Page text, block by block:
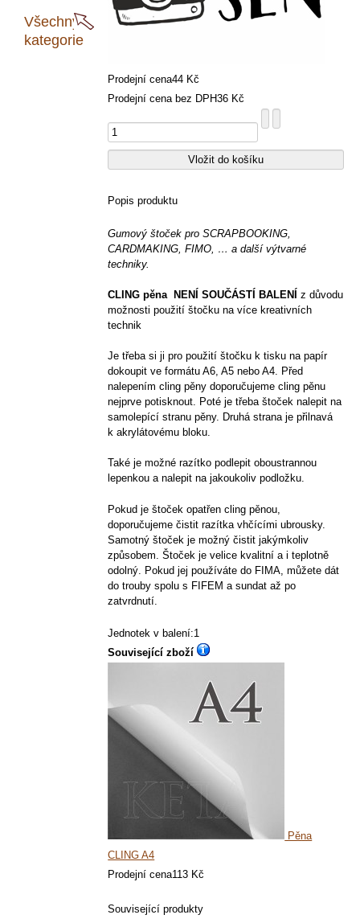
Všechny
kategorie
Prodejní cena44 Kč
Prodejní cena bez DPH36 Kč
Popis produktu
Gumový štoček pro SCRAPBOOKING,
CARDMAKING, FIMO, … a další výtvarné
techniky.
CLING pěna NENÍ SOUČÁSTÍ BALENÍ
z důvodu
možnosti použití štočku na více kreativních
technik
Je třeba si ji pro použití štočku k tisku na papír
dokoupit ve formátu A6, A5 nebo A4. Před
nalepením cling pěny doporučujeme cling pěnu
nejprve potisknout. Poté je třeba štoček nalepit na
samolepící stranu pěny. Druhá strana je přilnavá
k akrylátovému bloku.
Také je možné razítko podlepit oboustrannou
lepenkou a nalepit na jakoukoliv podložku.
Pokud je štoček opatřen cling pěnou,
doporučujeme čistit razítka vhčícími ubrousky.
Samotný štoček je možný čistit jakýmkoliv
způsobem. Štoček je velice kvalitní a i teplotně
odolný. Pokud jej používáte do FIMA, můžete dát
do trouby spolu s FIFEM a sundat až po
zatvrdnutí.
Jednotek v balení:1
Související zboží
Pěna
CLING A4
Prodejní cena113 Kč
Související produkty